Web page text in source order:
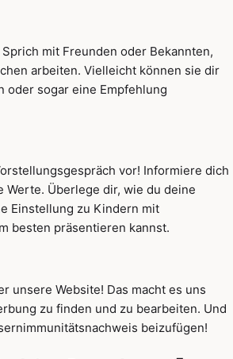
mit Freunden oder Bekannten,
arbeiten. Vielleicht können sie dir
oder sogar eine Empfehlung
vor! Informiere dich
Werte. Überlege dir, wie du deine
Einstellung zu Kindern mit
besten präsentieren kannst.
unsere Website! Das macht es uns
zu finden und zu bearbeiten. Und
beizufügen!